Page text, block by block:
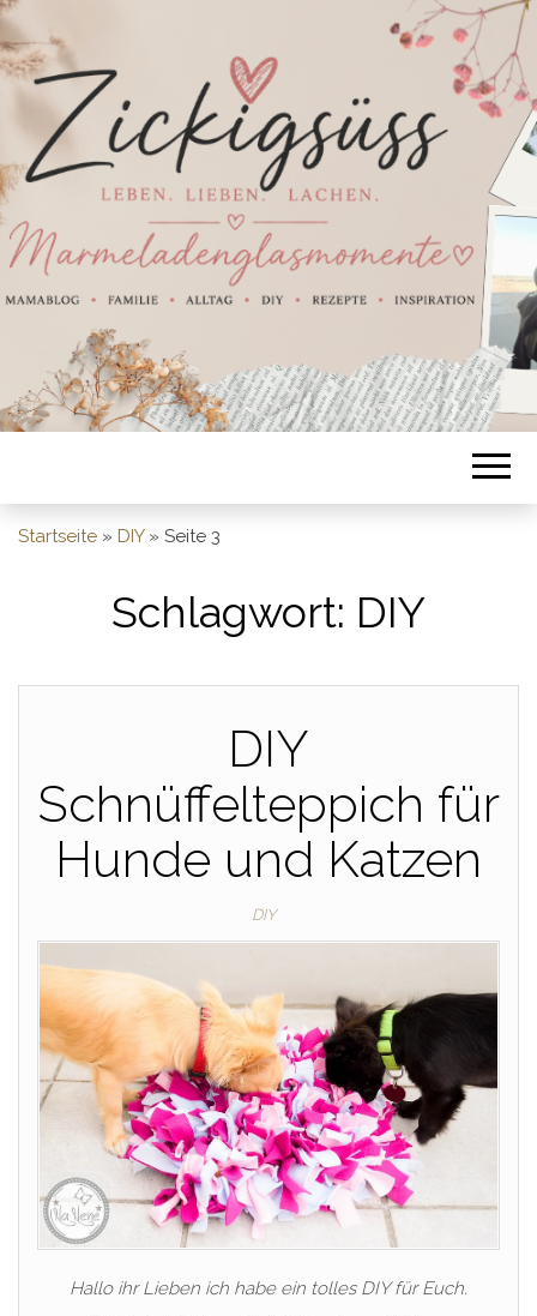
Startseite » DIY» Seite 3
Schlagwort: DIY
DIY
Schnüffelteppich für
Hunde und Katzen
DIY
Hallo ihr Lieben ich habe ein tolles DIY für Euch.